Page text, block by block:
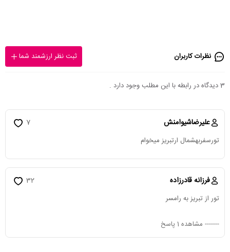
نظرات کاربران ثبت نظر ارزشمند شما
3 دیدگاه در رابطه با این مطلب وجود دارد .
علیرضاشیوامنش
تورسفربهشمال ارتبریز میخوام
7
فرزانه قادرزاده
تور از تبریز به رامسر
32
------- مشاهده 1 پاسخ